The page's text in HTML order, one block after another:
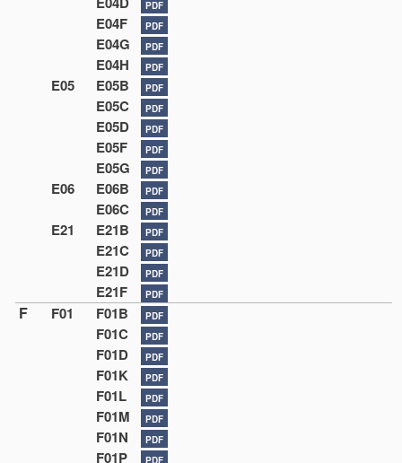
PDF
E04F PDF
E04G PDF
E04H PDF
E05 E05B PDF
E05C PDF
E05D PDF
E05F PDF
E05G PDF
E06 E06B PDF
E06C PDF
E21 E21B PDF
E21C PDF
E21D PDF
E21F PDF
F F01 F01B PDF
F01C PDF
F01D PDF
F01K PDF
F01L PDF
F01M PDF
F01N PDF
F01P PDF